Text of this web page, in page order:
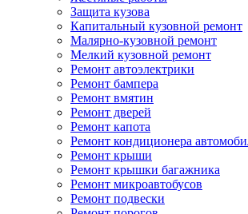
Защита кузова
Капитальный кузовной ремонт
Малярно-кузовной ремонт
Мелкий кузовной ремонт
Ремонт автоэлектрики
Ремонт бампера
Ремонт вмятин
Ремонт дверей
Ремонт капота
Ремонт кондиционера
Ремонт крыши
Ремонт крышки багажника
Ремонт микроавтобусов
Ремонт подвески